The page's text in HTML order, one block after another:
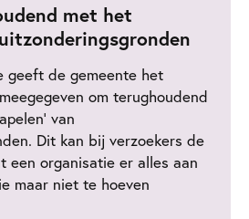
met het
geeft de gemeente het
om terughoudend
van
Dit kan bij verzoekers de
een organisatie er alles aan
maar niet te hoeven